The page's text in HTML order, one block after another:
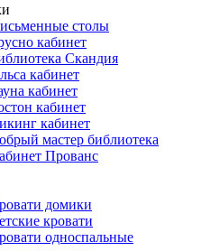
столы
кабинет
Скандия
кабинет
кабинет
кабинет
кабинет
мастер библиотека
Прованс
домики
кровати
односпальные